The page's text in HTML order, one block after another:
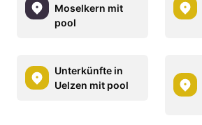
Moselkern mit
pool
Unterkünfte in
Uelzen mit pool